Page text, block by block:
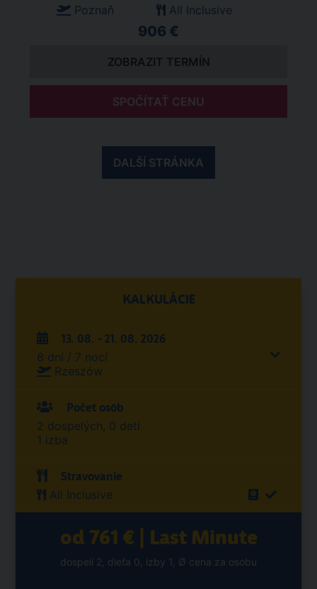
Poznaň
All Inclusive
906 €
ZOBRAZIT TERMÍN
SPOČÍTAŤ CENU
DALŠÍ STRÁNKA
KALKULÁCIE
13. 08. - 21. 08. 2026
8 dní / 7 nocí
Rzeszów
Počet osôb
2 dospelých, 0 detí
1 izba
Stravovanie
All Inclusive
od 761 € | Last Minute
dospelí 2, dieťa 0, izby 1, Ø cena za osobu